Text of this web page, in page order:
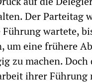
Der Parteitag
wartete,
um eine frühere
zu machen. Doch
ihrer Führung